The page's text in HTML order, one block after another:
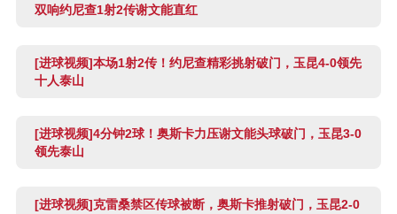
双响约尼查1射2传谢文能直红
[进球视频]本场1射2传！约尼查精彩挑射破门，玉昆4-0领先
十人泰山
[进球视频]4分钟2球！奥斯卡力压谢文能头球破门，玉昆3-0
领先泰山
[进球视频]克雷桑禁区传球被断，奥斯卡推射破门，玉昆2-0